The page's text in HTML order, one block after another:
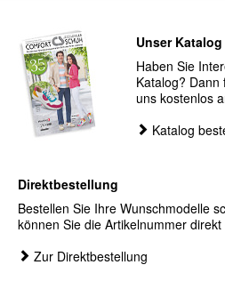
Unser Katalog
Haben Sie
Katalog?
uns kostenlos
Katalog
Direktbestellung
Bestellen Sie Ihre Wunschmodelle
können Sie die Artikelnummer
Zur Direktbestellung